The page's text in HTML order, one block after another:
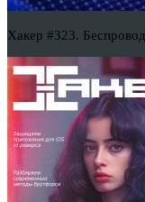
Хакер #323.